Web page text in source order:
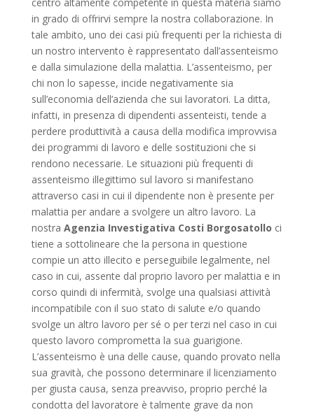
in grado di offrirvi sempre la nostra collaborazione. In
tale ambito, uno dei casi più frequenti per la richiesta di
un nostro intervento è rappresentato dall’assenteismo
e dalla simulazione della malattia. L’assenteismo, per
chi non lo sapesse, incide negativamente sia
sull’economia dell’azienda che sui lavoratori. La ditta,
infatti, in presenza di dipendenti assenteisti, tende a
perdere produttività a causa della modifica improvvisa
dei programmi di lavoro e delle sostituzioni che si
rendono necessarie. Le situazioni più frequenti di
assenteismo illegittimo sul lavoro si manifestano
attraverso casi in cui il dipendente non è presente per
malattia per andare a svolgere un altro lavoro. La
nostra Agenzia Investigativa Costi Borgosatollo ci
tiene a sottolineare che la persona in questione
compie un atto illecito e perseguibile legalmente, nel
caso in cui, assente dal proprio lavoro per malattia e in
corso quindi di infermità, svolge una qualsiasi attività
incompatibile con il suo stato di salute e/o quando
svolge un altro lavoro per sé o per terzi nel caso in cui
questo lavoro comprometta la sua guarigione.
L’assenteismo è una delle cause, quando provato nella
sua gravità, che possono determinare il licenziamento
per giusta causa, senza preavviso, proprio perché la
condotta del lavoratore è talmente grave da non